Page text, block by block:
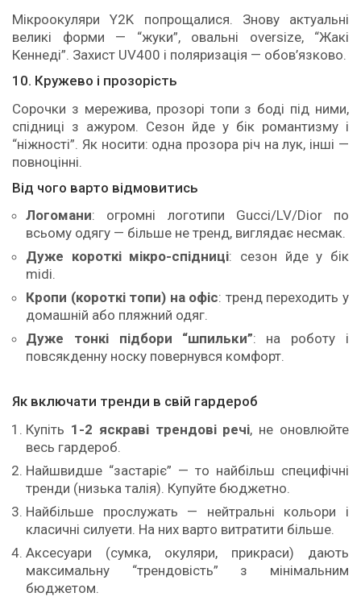
Мікроокуляри Y2K попрощалися. Знову актуальні
великі форми — “жуки”, овальні oversize, “Жакі
Кеннеді”. Захист UV400 і поляризація — обов’язково.
10. Кружево і прозорість
Сорочки з мережива, прозорі топи з боді під ними,
спідниці з ажуром. Сезон йде у бік романтизму і
“ніжності”. Як носити: одна прозора річ на лук, інші —
повноцінні.
Від чого варто відмовитись
Логомани: огромні логотипи Gucci/LV/Dior по
всьому одягу — більше не тренд, виглядає несмак.
Дуже короткі мікро-спідниці: сезон йде у бік
midі.
Кропи (короткі топи) на офіс: тренд переходить у
домашній або пляжний одяг.
Дуже тонкі підбори “шпильки”: на роботу і
повсякденну носку повернувся комфорт.
Як включати тренди в свій гардероб
Купіть 1-2 яскраві трендові речі, не оновлюйте
весь гардероб.
Найшвидше “застаріє” — то найбільш специфічні
тренди (низька талія). Купуйте бюджетно.
Найбільше прослужать — нейтральні кольори і
класичні силуети. На них варто витратити більше.
Аксесуари (сумка, окуляри, прикраси) дають
максимальну “трендовість” з мінімальним
бюджетом.